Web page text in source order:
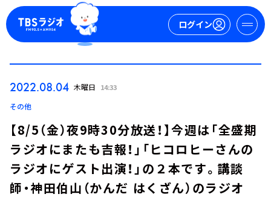
ログイン
2022.08.04 木曜日 14:33
その他
【8/5（金）夜9時30分放送！】今週は「全盛期
ラジオにまたも吉報！」「ヒコロヒーさんの
ラジオにゲスト出演！」の２本です。講談
師・神田伯山（かんだ はくざん）のラジオ